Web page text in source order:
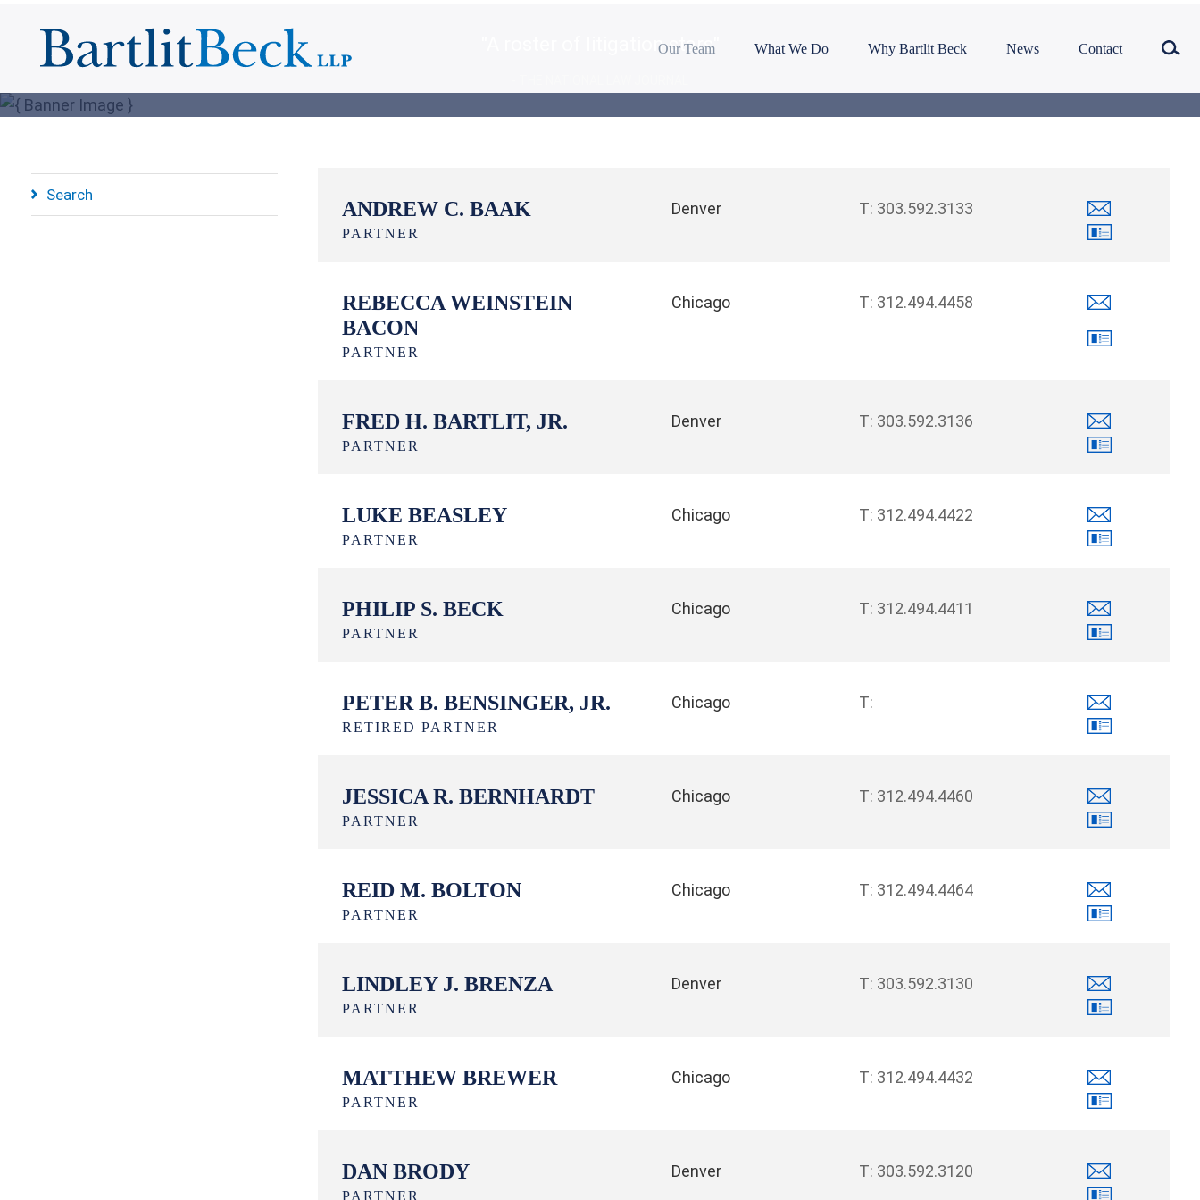
Our Team What We Do Why Bartlit Beck News Contact
"A roster of litigation stars"
Search
ANDREW C. BAAK
PARTNER
Denver 303.592.3133
REBECCA WEINSTEIN
BACON
PARTNER
Chicago 312.494.4458
FRED H. BARTLIT, JR.
PARTNER
Denver 303.592.3136
LUKE BEASLEY
PARTNER
Chicago 312.494.4422
PHILIP S. BECK
PARTNER
Chicago 312.494.4411
PETER B. BENSINGER, JR.
RETIRED PARTNER
Chicago
JESSICA R. BERNHARDT
PARTNER
Chicago 312.494.4460
REID M. BOLTON
PARTNER
Chicago 312.494.4464
LINDLEY J. BRENZA
PARTNER
Denver 303.592.3130
MATTHEW BREWER
PARTNER
Chicago 312.494.4432
DAN BRODY
PARTNER
Denver 303.592.3120